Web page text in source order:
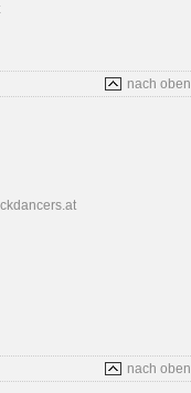
nach oben
nach oben